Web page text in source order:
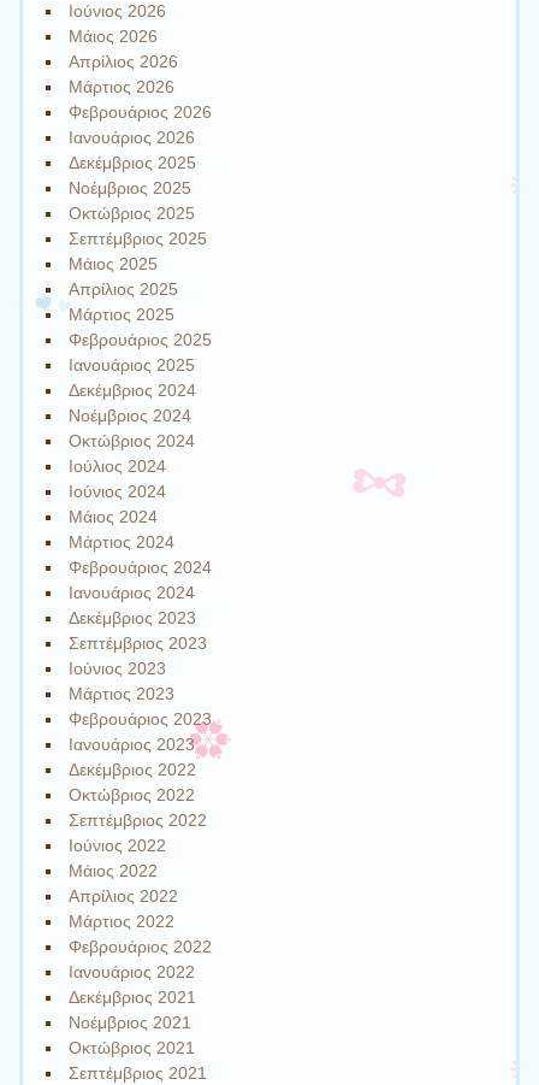
Ιούνιος 2026
Μάιος 2026
Απρίλιος 2026
Μάρτιος 2026
Φεβρουάριος 2026
Ιανουάριος 2026
Δεκέμβριος 2025
Νοέμβριος 2025
Οκτώβριος 2025
Σεπτέμβριος 2025
Μάιος 2025
Απρίλιος 2025
Μάρτιος 2025
Φεβρουάριος 2025
Ιανουάριος 2025
Δεκέμβριος 2024
Νοέμβριος 2024
Οκτώβριος 2024
Ιούλιος 2024
Ιούνιος 2024
Μάιος 2024
Μάρτιος 2024
Φεβρουάριος 2024
Ιανουάριος 2024
Δεκέμβριος 2023
Σεπτέμβριος 2023
Ιούνιος 2023
Μάρτιος 2023
Φεβρουάριος 2023
Ιανουάριος 2023
Δεκέμβριος 2022
Οκτώβριος 2022
Σεπτέμβριος 2022
Ιούνιος 2022
Μάιος 2022
Απρίλιος 2022
Μάρτιος 2022
Φεβρουάριος 2022
Ιανουάριος 2022
Δεκέμβριος 2021
Νοέμβριος 2021
Οκτώβριος 2021
Σεπτέμβριος 2021